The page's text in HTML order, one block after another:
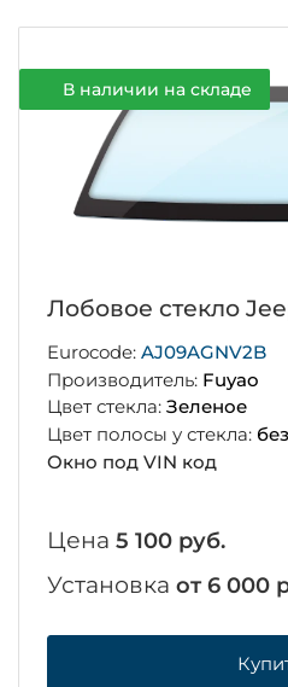
В наличии на складе
Лобовое стекло
Eurocode: AJ09AGNV2B
Производитель: Fuyao
Цвет стекла: Зеленое
Цвет полосы у стекла:
Окно под VIN код
Цена 5 100 руб.
Установка от 6 000